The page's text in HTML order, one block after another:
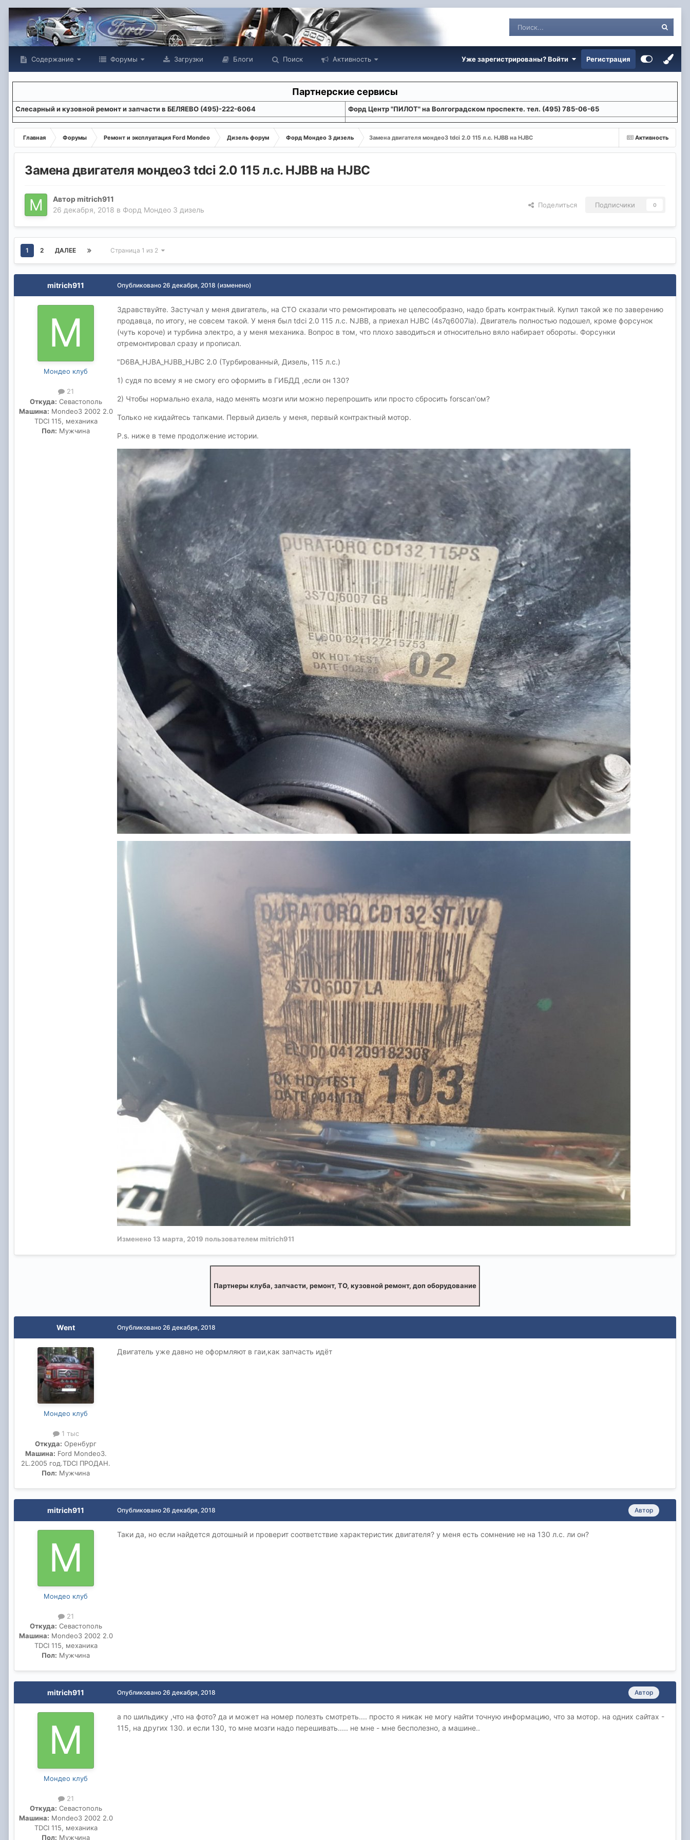
Содержание Форумы Загрузки Блоги Поиск Активность Уже зарегистрированы? Войти Регистрация
Партнерские сервисы
Слесарный и кузовной ремонт и запчасти в БЕЛЯЕВО (495)-222-6064 Форд Центр "ПИЛОТ" на Волгоградском проспекте. тел. (495) 785-06-65
Активность
Главная Форумы Ремонт и эксплуатация Ford Mondeo Дизель форум Форд Мондео 3 дизель Замена двигателя мондео3 tdci 2.0 115 л.с. HJBB на HJBС
Замена двигателя мондео3 tdci 2.0 115 л.с. HJBB на HJBС
Авторmitrich911
26 декабря, 2018 в Форд Мондео 3 дизель
Поделиться Подписчики 0
1 2 ДАЛЕЕ Страница 1 из 2
mitrich911
Мондео клуб
21
Откуда: Севастополь
Машина: Mondeo3 2002 2.0
TDCI 115, механика
Пол: Мужчина
Опубликовано 26 декабря, 2018 (изменено)
Здравствуйте. Застучал у меня двигатель, на СТО сказали что ремонтировать не целесообразно, надо брать контрактный. Купил такой же по заверению
продавца, по итогу, не совсем такой. У меня был tdci 2.0 115 л.с. NJBB, а приехал HJBС (4s7q6007la). Двигатель полностью подошел, кроме форсунок
(чуть короче) и турбина электро, а у меня механика. Вопрос в том, что плохо заводиться и относительно вяло набирает обороты. Форсунки
отремонтировал сразу и прописал.
"D6BA_HJBA_HJBB_HJBC 2.0 (Турбированный, Дизель, 115 л.с.)
1) судя по всему я не смогу его оформить в ГИБДД ,если он 130?
2) Чтобы нормально ехала, надо менять мозги или можно перепрошить или просто сбросить forscan'ом?
Только не кидайтесь тапками. Первый дизель у меня, первый контрактный мотор.
P.s. ниже в теме продолжение истории.
Изменено13 марта, 2019 пользователем mitrich911
Партнеры клуба, запчасти, ремонт, ТО, кузовной ремонт, доп оборудование
Went
Мондео клуб
1 тыс
Откуда: Оренбург
Машина: Ford Mondeo3.
2L.2005 год.TDCI ПРОДАН.
Пол: Мужчина
Опубликовано 26 декабря, 2018
Двигатель уже давно не оформляют в гаи,как запчасть идёт
mitrich911
Мондео клуб
21
Откуда: Севастополь
Машина: Mondeo3 2002 2.0
TDCI 115, механика
Пол: Мужчина
Автор
Опубликовано 26 декабря, 2018
Таки да, но если найдется дотошный и проверит соответствие характеристик двигателя? у меня есть сомнение не на 130 л.с. ли он?
mitrich911
Мондео клуб
21
Откуда: Севастополь
Машина: Mondeo3 2002 2.0
TDCI 115, механика
Пол: Мужчина
Автор
Опубликовано 26 декабря, 2018
а по шильдику ,что на фото? да и может на номер полезть смотреть.... просто я никак не могу найти точную информацию, что за мотор. на одних сайтах -
115, на других 130. и если 130, то мне мозги надо перешивать..... не мне - мне бесполезно, а машине..